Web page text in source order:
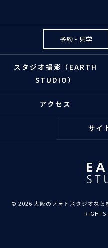
予約・見学
スタジオ撮影（EARTH
STUDIO）
アクセス
サイ
© 2026 大阪のフォトスタジオなら
RIGHTS